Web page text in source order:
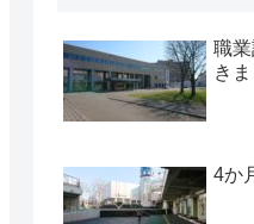
職
き
4か